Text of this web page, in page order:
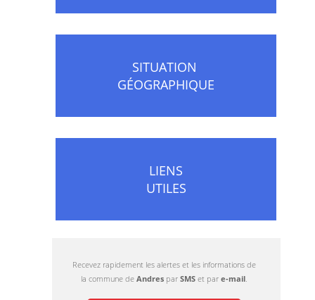
SITUATION
GÉOGRAPHIQUE
LIENS
UTILES
Recevez rapidement les alertes et les informations de
la commune de Andres par SMS et par e-mail.